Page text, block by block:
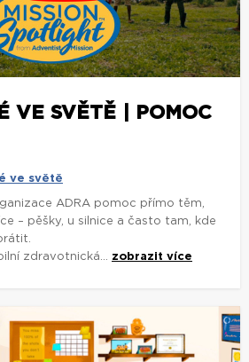
VE SVĚTĚ | POMOC
ve světě
ADRA pomoc přímo těm,
– pěšky, u silnice a často tam, kde
zdravotnická... zobrazit více